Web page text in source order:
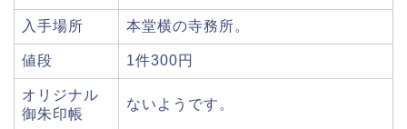
入手場所 本堂横の寺務所。
値段 1件300円
オリジナル
御朱印帳
ないようです。